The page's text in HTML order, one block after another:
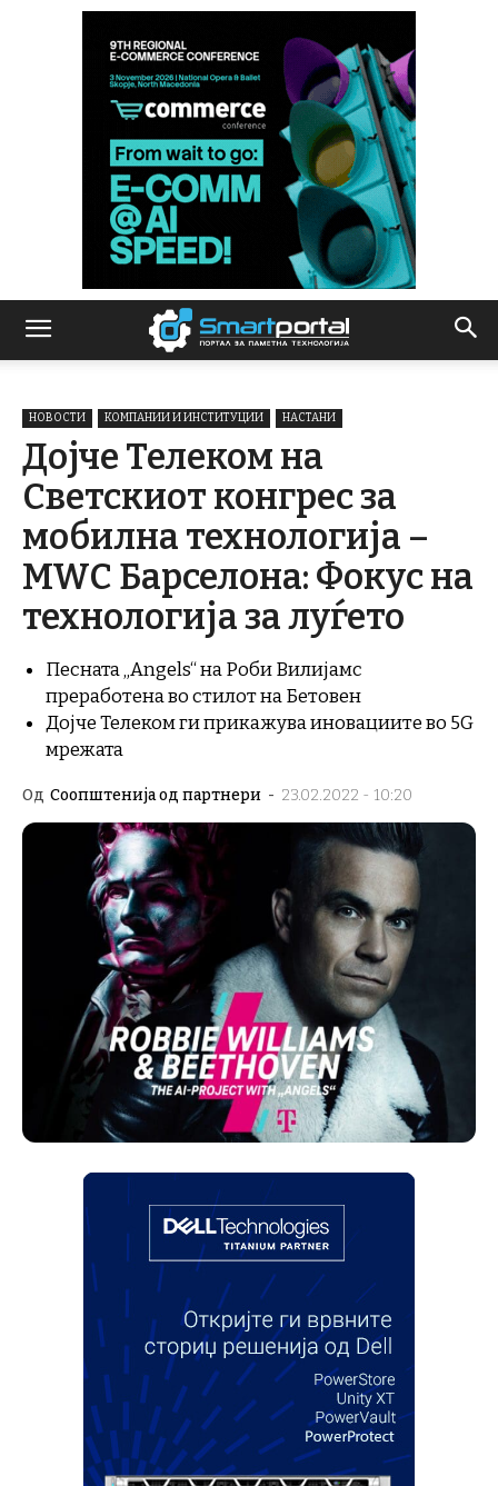
НОВОСТИ КОМПАНИИ И ИНСТИТУЦИИ НАСТАНИ
Дојче Телеком на
Светскиот конгрес за
мобилна технологија –
MWC Барселона: Фокус на
технологија за луѓето
Песната „Angels“ на Роби Вилијамс
преработена во стилот на Бетовен
Дојче Телеком ги прикажува иновациите во 5G
мрежата
Од Соопштенија од партнери - 23.02.2022 - 10:20